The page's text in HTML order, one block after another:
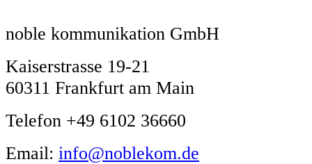
noble kommunikation GmbH
Kaiserstrasse 19-21
60311 Frankfurt am Main
Telefon +49 6102 36660
Email: info@noblekom.de